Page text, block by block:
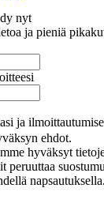
nyt
ja pieniä
ja
ehdot.
hyväksyt
peruuttaa
napsautuksella.